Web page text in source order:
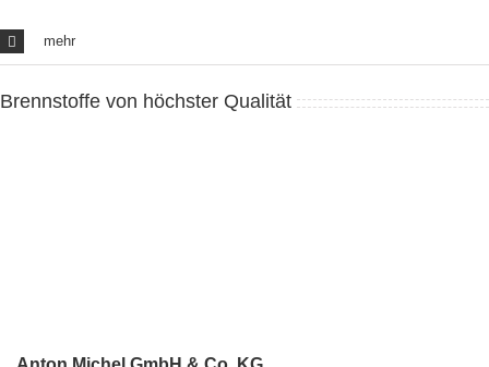
mehr
Brennstoffe von höchster Qualität